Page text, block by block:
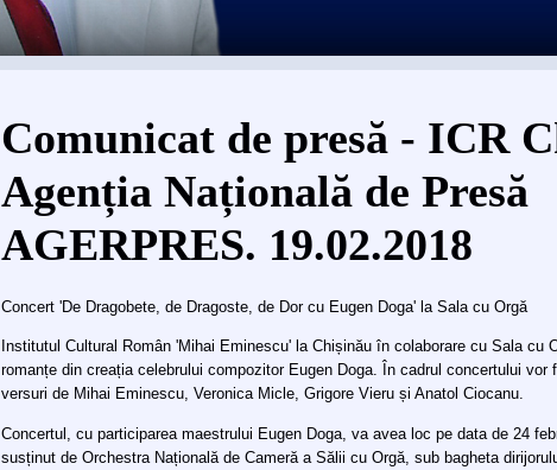
Eşti aici
Comunicat de presă - ICR
Agenția Națională de Presă
AGERPRES. 19.02.2018
Concert 'De Dragobete, de Dragoste, de Dor cu Eugen Doga' la Sala cu Orgă
Institutul Cultural Român 'Mihai Eminescu' la Chișinău în colaborare cu Sala cu
romanțe din creația celebrului compozitor Eugen Doga. În cadrul concertului vor
versuri de Mihai Eminescu, Veronica Micle, Grigore Vieru și Anatol Ciocanu.
Concertul, cu participarea maestrului Eugen Doga, va avea loc pe data de 24
susținut de Orchestra Națională de Cameră a Sălii cu Orgă, sub bagheta